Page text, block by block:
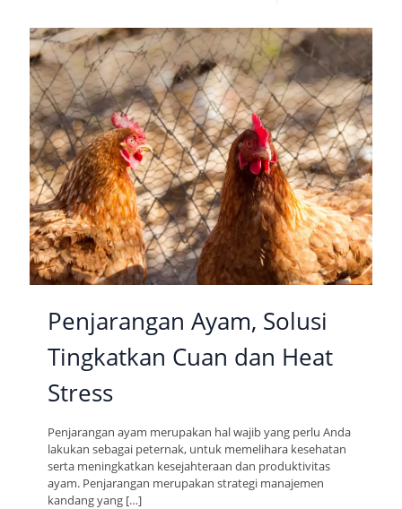
Penjarangan Ayam, Solusi
Tingkatkan Cuan dan Heat
Stress
Penjarangan ayam merupakan hal wajib yang perlu Anda
lakukan sebagai peternak, untuk memelihara kesehatan
serta meningkatkan kesejahteraan dan produktivitas
ayam. Penjarangan merupakan strategi manajemen
kandang yang […]